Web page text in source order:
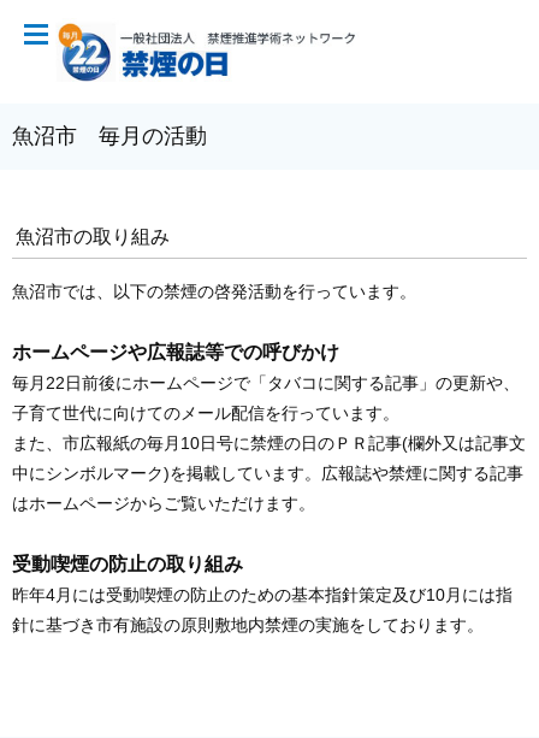
魚沼市 毎月の活動
魚沼市の取り組み
魚沼市では、以下の禁煙の啓発活動を行っています。
ホームページや広報誌等での呼びかけ
毎月22日前後にホームページで「タバコに関する記事」の更新や、
子育て世代に向けてのメール配信を行っています。
また、市広報紙の毎月10日号に禁煙の日のＰＲ記事(欄外又は記事文
中にシンボルマーク)を掲載しています。広報誌や禁煙に関する記事
はホームページからご覧いただけます。
受動喫煙の防止の取り組み
昨年4月には受動喫煙の防止のための基本指針策定及び10月には指
針に基づき市有施設の原則敷地内禁煙の実施をしております。